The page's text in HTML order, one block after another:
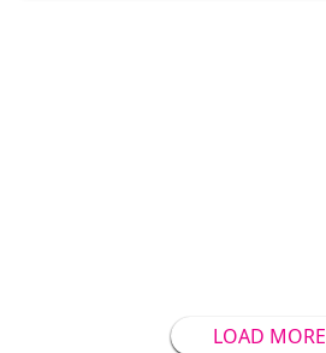
LOAD MORE